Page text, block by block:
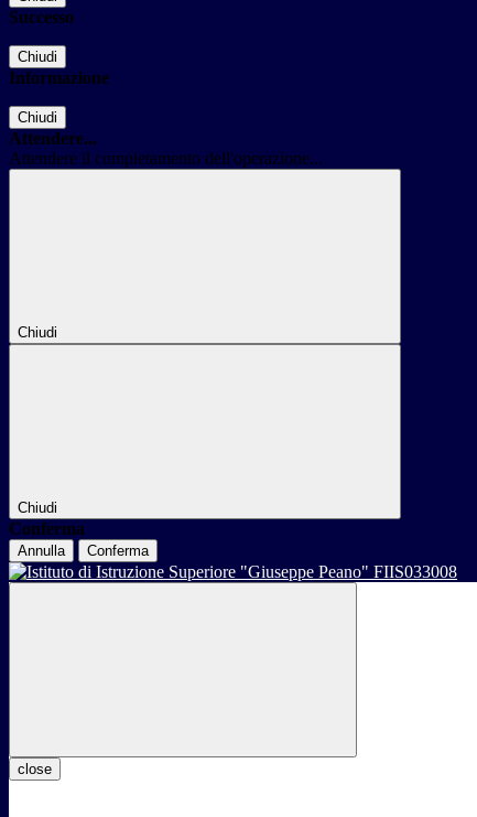
Successo
Chiudi
Informazione
Chiudi
Attendere...
Attendere il completamento dell'operazione...
Chiudi
Chiudi
Conferma
Annulla Conferma
close